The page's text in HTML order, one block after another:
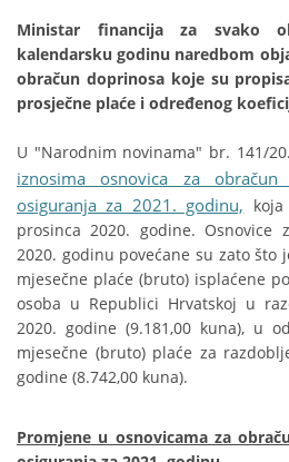
Ministar financija za svako
kalendarsku godinu naredbom
obračun doprinosa koje su
prosječne plaće i određenog
U "Narodnim novinama" br. 141/
iznosima osnovica za
osiguranja za 2021. godinu,
prosinca 2020. godine. Osnovice
2020. godinu povećane su zato što
mjesečne plaće (bruto) isplaćene
osoba u Republici Hrvatskoj u
2020. godine (9.181,00 kuna), u
mjesečne (bruto) plaće za
godine (8.742,00 kuna).
Promjene u osnovicama za